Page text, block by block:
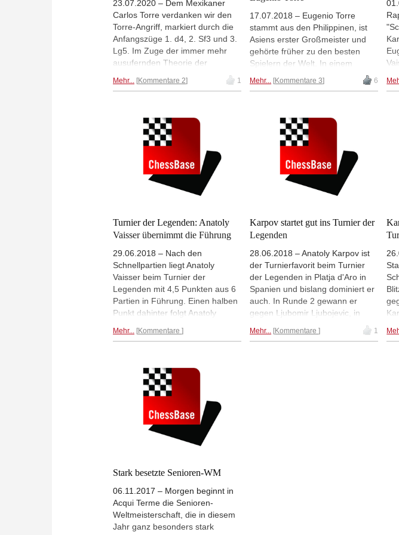
23.07.2020 – Dem Mexikaner
Carlos Torre verdanken wir den
Torre-Angriff, markiert durch die
Anfangszüge 1. d4, 2. Sf3 und 3.
Lg5. Im Zuge der immer mehr
ausufernden Theorie der
Verbund mit c2-c4 gewannen in
die vergleichsweise wenig
konkrete Variantenkenntnis
erfordern und mehr auf dem
Verständnis der grundlegenden
Pläne beruhen.
Mehr... Kommentare 2 1
17.07.2018 – Eugenio Torre
stammt aus den Philippinen, ist
Asiens erster Großmeister und
gehörte früher zu den besten
Spielern der Welt. In einem
ausführlichen Interview mit Sagar
Shah spricht Torre über seinen
Regeländerungen und verrät,
was ihm an Chess 960 gefällt. |
Foto: David Llada
Mehr... Kommentare 3 6
Turnier der Legenden: Anatoly
Vaisser übernimmt die Führung
29.06.2018 – Nach den
Schnellpartien liegt Anatoly
Vaisser beim Turnier der
Legenden mit 4,5 Punkten aus 6
Partien in Führung. Einen halben
Punkt dahinter folgt Anatoly
profitierte an Tag 3 des
Ljubomir Ljubojevic und der
fehlenden Regelkenntnis von
Eugenio Torre. | Fotos: David
Mehr... Kommentare
Karpov startet gut ins Turnier der
Legenden
28.06.2018 – Anatoly Karpov ist
der Turnierfavorit beim Turnier
der Legenden in Platja d'Aro in
Spanien und bislang dominiert er
auch. In Runde 2 gewann er
gegen Ljubomir Ljubojevic, in
Torre, in Runde 4 folgte ein
Mehr... Kommentare 1
Stark besetzte Senioren-WM
06.11.2017 – Morgen beginnt in
Acqui Terme die Senioren-
Weltmeisterschaft, die in diesem
Jahr ganz besonders stark